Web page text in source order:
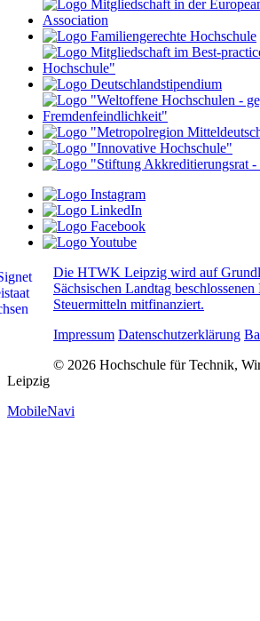
Die HTWK Leipzig wird auf
Sächsischen Landtag beschlossenen
Steuermitteln mitfinanziert.
Impressum Datenschutzerklärung
© 2026 Hochschule für Technik,
Leipzig
MobileNavi